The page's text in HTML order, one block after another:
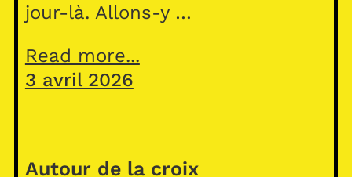
jour-là. Allons-y …
Read more...
3 avril 2026
Autour de la croix